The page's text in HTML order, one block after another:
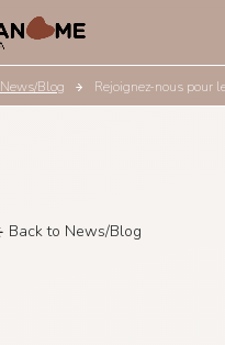
News/Blog Rejoignez-nous pour
Back to News/Blog